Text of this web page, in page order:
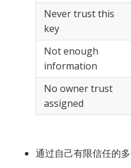
Never trust this
key
Not enough
information
No owner trust
assigned
通过自己有限信任的